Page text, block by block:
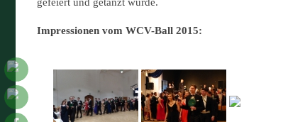
Impressionen vom WCV-Ball 2015: